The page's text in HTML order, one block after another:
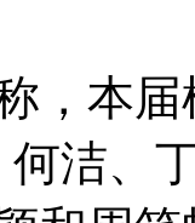
本届
洁、